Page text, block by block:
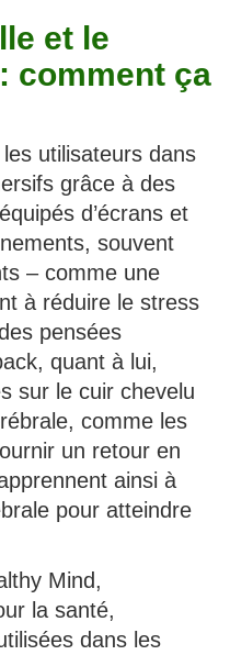
et le
comment ça
utilisateurs dans
grâce à des
d’écrans et
souvent
– comme une
à réduire le stress
pensées
quant à lui,
sur le cuir chevelu
comme les
un retour en
ainsi à
pour atteindre
Mind,
la santé,
dans les